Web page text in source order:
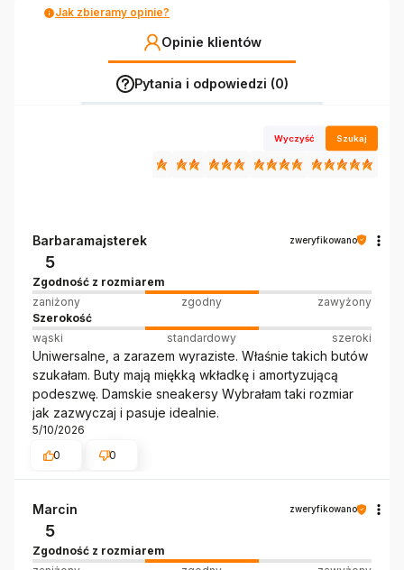
Jak zbieramy opinie?
Opinie klientów
Pytania i odpowiedzi (0)
Wyczyść Szukaj
Barbaramajsterek zweryfikowano
5
Zgodność z rozmiarem
zaniżony
zgodny
zawyżony
Szerokość
wąski
standardowy szeroki
Uniwersalne, a zarazem wyraziste. Właśnie takich butów
szukałam. Buty mają miękką wkładkę i amortyzującą
podeszwę. Damskie sneakersy Wybrałam taki rozmiar
jak zazwyczaj i pasuje idealnie.
5/10/2026
0
0
Marcin zweryfikowano
5
Zgodność z rozmiarem